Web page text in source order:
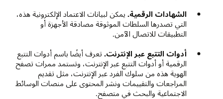
الشهادات الرقمية. يمكن لبيانات الاعتماد الإلكترونية هذه،
التي تصدرها السلطات الموثوقة مصادقة الأجهزة أو
التطبيقات للاتصال الآمن.
أدوات التتبع عبر الإنترنت. تعرف أيضًا باسم أدوات التتبع
الرقمية أو أدوات التتبع عبر الإنترنت، وتستمد ممرات تصفح
الهوية هذه من سلوك الفرد عبر الإنترنت، مثل تقديم
المراجعات والتقييمات ونشر المحتوى على منصات الوسائط
الاجتماعية والبحث في متصفح.